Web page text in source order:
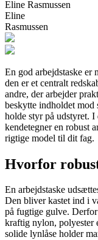
Eline Rasmussen
Eline
Rasmussen
En god arbejdstaske er
den er et centralt
andre, der arbejder
beskytte indholdet mod
holde styr på udstyret.
kendetegner en robust
rigtige model til dit fag.
Hvorfor
En arbejdstaske
Den bliver kastet ind i
på fugtige gulve.
kraftig nylon, polyester
solide lynlåse holder